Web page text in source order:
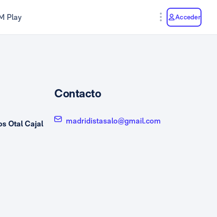
Play Acceder
Otal Cajal
Contacto
madridistasalo@gmail.com